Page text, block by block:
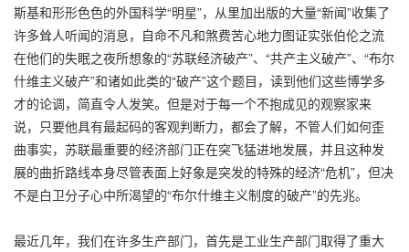
斯基和形形色色的外国科学“明星”，从里加出版的大量“新闻”收集了
许多耸人听闻的消息，自命不凡和煞费苦心地力图证实张伯伦之流
在他们的失眠之夜所想象的“苏联经济破产”、“共产主义破产”、“布尔
什维主义破产”和诸如此类的“破产”这个题目，读到他们这些博学多
才的论调，简直令人发笑。但是对于每一个不抱成见的观察家来
说，只要他具有最起码的客观判断力，都会了解，不管人们如何歪
曲事实，苏联最重要的经济部门正在突飞猛进地发展，并且这种发
展的曲折路线本身尽管表面上好象是突发的特殊的经济“危机”，但决
不是白卫分子心中所渴望的“布尔什维主义制度的破产”的先兆。
最近几年，我们在许多生产部门，首先是工业生产部门取得了重大